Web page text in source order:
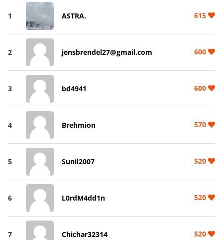
1 ASTRA. 615
2 jensbrendel27@gmail.com 600
3 bd4941 600
4 Brehmion 570
5 Sunil2007 520
6 L0rdM4dd1n 520
7 Chichar32314 520